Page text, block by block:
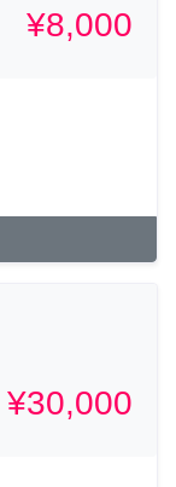
¥8,000
¥30,000